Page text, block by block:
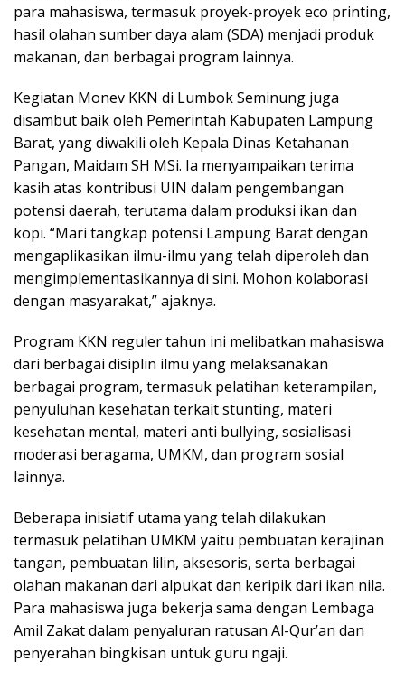
para mahasiswa, termasuk proyek-proyek eco printing,
hasil olahan sumber daya alam (SDA) menjadi produk
makanan, dan berbagai program lainnya.
Kegiatan Monev KKN di Lumbok Seminung juga
disambut baik oleh Pemerintah Kabupaten Lampung
Barat, yang diwakili oleh Kepala Dinas Ketahanan
Pangan, Maidam SH MSi. Ia menyampaikan terima
kasih atas kontribusi UIN dalam pengembangan
potensi daerah, terutama dalam produksi ikan dan
kopi. “Mari tangkap potensi Lampung Barat dengan
mengaplikasikan ilmu-ilmu yang telah diperoleh dan
mengimplementasikannya di sini. Mohon kolaborasi
dengan masyarakat,” ajaknya.
Program KKN reguler tahun ini melibatkan mahasiswa
dari berbagai disiplin ilmu yang melaksanakan
berbagai program, termasuk pelatihan keterampilan,
penyuluhan kesehatan terkait stunting, materi
kesehatan mental, materi anti bullying, sosialisasi
moderasi beragama, UMKM, dan program sosial
lainnya.
Beberapa inisiatif utama yang telah dilakukan
termasuk pelatihan UMKM yaitu pembuatan kerajinan
tangan, pembuatan lilin, aksesoris, serta berbagai
olahan makanan dari alpukat dan keripik dari ikan nila.
Para mahasiswa juga bekerja sama dengan Lembaga
Amil Zakat dalam penyaluran ratusan Al-Qur’an dan
penyerahan bingkisan untuk guru ngaji.